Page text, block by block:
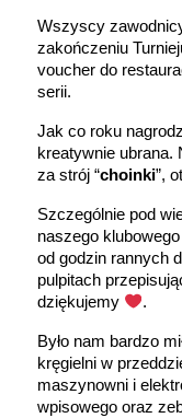
Wszyscy
zakończeniu
voucher do
serii.
Jak co roku
kreatywnie ubrana.
za strój “choinki”,
Szczególnie pod
naszego
od godzin rannych
pulpitach
dziękujemy
.
Było nam bardzo
kręgielni w
maszynowni i
wpisowego oraz